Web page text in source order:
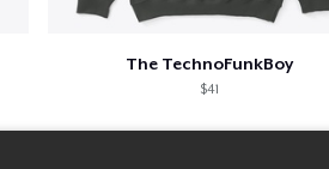
The TechnoFunkBoy
$41